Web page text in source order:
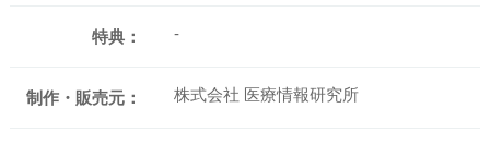
特典： -
制作・販売元： 株式会社 医療情報研究所